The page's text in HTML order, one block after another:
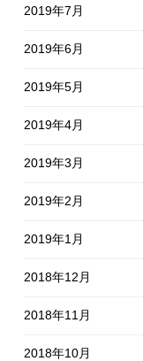
2019年7月
2019年6月
2019年5月
2019年4月
2019年3月
2019年2月
2019年1月
2018年12月
2018年11月
2018年10月